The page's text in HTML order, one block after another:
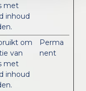
met
inhoud
om
van
met
inhoud
Perma
nent